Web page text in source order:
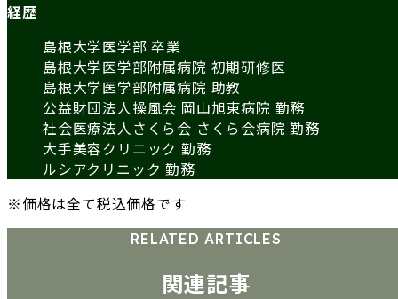
経歴
島根大学医学部 卒業
島根大学医学部附属病院 初期研修医
島根大学医学部附属病院 助教
公益財団法人操風会 岡山旭東病院 勤務
社会医療法人さくら会 さくら会病院 勤務
大手美容クリニック 勤務
ルシアクリニック 勤務
※価格は全て税込価格です
RELATED ARTICLES
関連記事